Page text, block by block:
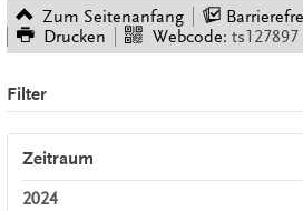
Zum Seitenanfang
Drucken
Webcode: ts127897
Filter
Zeitraum
2024